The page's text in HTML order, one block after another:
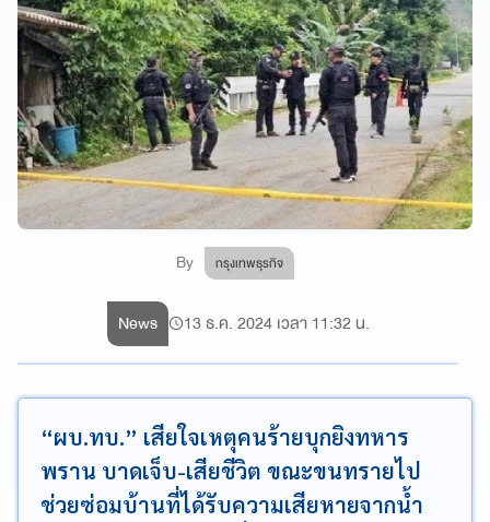
By กรุงเทพธุรกิจ
News 13 ธ.ค. 2024 เวลา 11:32 น.
“ผบ.ทบ.” เสียใจเหตุคนร้ายบุกยิงทหาร
พราน บาดเจ็บ-เสียชีวิต ขณะขนทรายไป
ช่วยซ่อมบ้านที่ได้รับความเสียหายจากน้ำ